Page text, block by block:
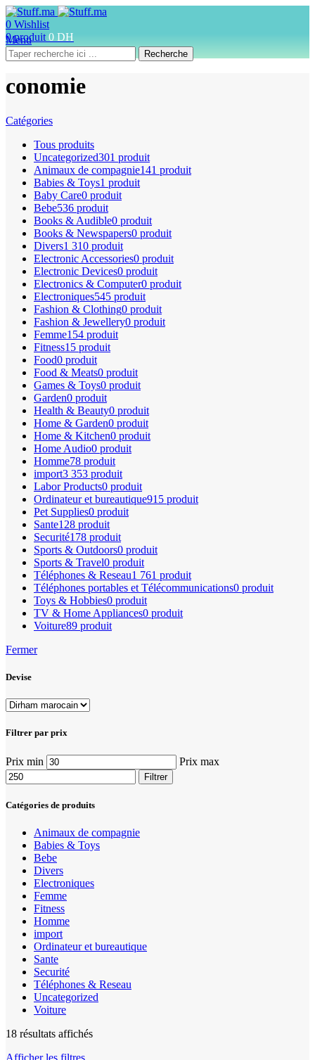
0 Wishlist
0produit 0 DH
Menu
Recherche
conomie
Catégories
Tous produits
Uncategorized301 produit
Animaux de compagnie141 produit
Babies & Toys1 produit
Baby Care0 produit
Bebe536 produit
Books & Audible0 produit
Books & Newspapers0 produit
Divers1 310 produit
Electronic Accessories0 produit
Electronic Devices0 produit
Electronics & Computer0 produit
Electroniques545 produit
Fashion & Clothing0 produit
Fashion & Jewellery0 produit
Femme154 produit
Fitness15 produit
Food0 produit
Food & Meats0 produit
Games & Toys0 produit
Garden0 produit
Health & Beauty0 produit
Home & Garden0 produit
Home & Kitchen0 produit
Home Audio0 produit
Homme78 produit
import3 353 produit
Labor Products0 produit
Ordinateur et bureautique915 produit
Pet Supplies0 produit
Sante128 produit
Securité178 produit
Sports & Outdoors0 produit
Sports & Travel0 produit
Téléphones & Reseau1 761 produit
Téléphones portables et Télécommunications0 produit
Toys & Hobbies0 produit
TV & Home Appliances0 produit
Voiture89 produit
Fermer
Devise
Filtrer par prix
Prix min Prix max
Filtrer
Catégories de produits
Animaux de compagnie
Babies & Toys
Bebe
Divers
Electroniques
Femme
Fitness
Homme
import
Ordinateur et bureautique
Sante
Securité
Téléphones & Reseau
Uncategorized
Voiture
18 résultats affichés
Afficher les filtres